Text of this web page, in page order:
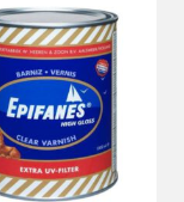
prijs
is:
€ 37,45.